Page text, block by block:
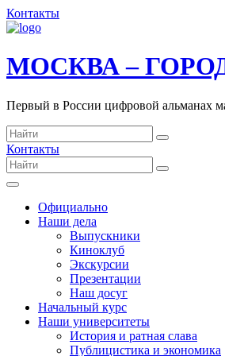
Контакты
МОСКВА –
Первый в России цифровой альманах
Контакты
Официально
Наши дела
Выпускники
Киноклуб
Экскурсии
Презентации
Наш досуг
Начальный курс
Наши университеты
История и ратная слава
Публицистика и экономика